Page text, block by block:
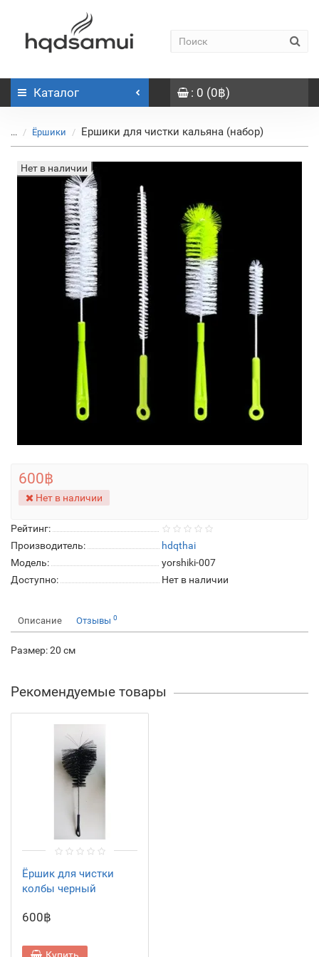
Каталог : 0 (0฿)
... Ёршики Ершики для чистки кальяна (набор)
Нет в наличии
Рейтинг:
Производитель:
hdqthai
Модель:
yorshiki-007
Доступно:
Нет в наличии
600฿
Нет в наличии
Описание Отзывы 0
Размер: 20 см
Рекомендуемые товары
Ёршик для чистки
колбы черный
600฿